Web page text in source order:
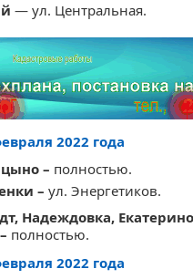
— ул. Центральная.
2022 года
– полностью.
– ул. Энергетиков.
Надеждовка,
полностью.
2022 года